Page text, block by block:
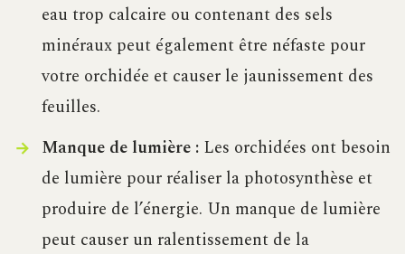
eau trop calcaire ou contenant des sels
minéraux peut également être néfaste pour
votre orchidée et causer le jaunissement des
feuilles.
Manque de lumière :Les orchidées ont besoin
de lumière pour réaliser la photosynthèse et
produire de l’énergie. Un manque de lumière
peut causer un ralentissement de la